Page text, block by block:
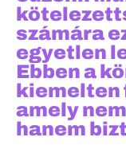
számára
egyetlen
Ebben a
kiemelten
amely
hanem